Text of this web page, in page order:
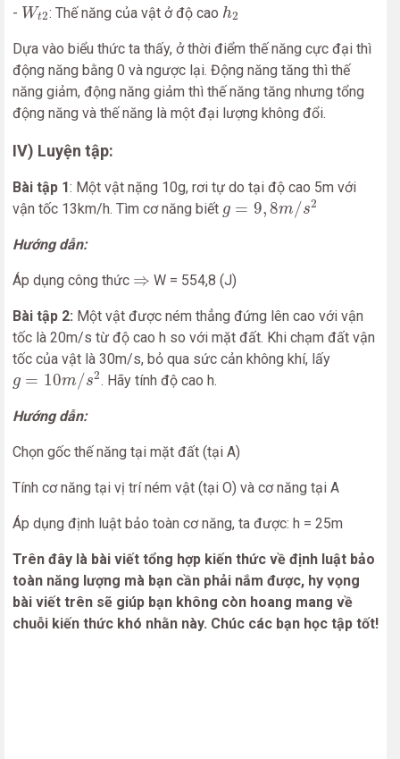
- Wt2
Wt : Thế năng của vật ở độ cao h2
h
Dựa vào biểu thức ta thấy, ở thời điểm thế năng cực đại thì
động năng bằng 0 và ngược lại. Động năng tăng thì thế
năng giảm, động năng giảm thì thế năng tăng nhưng tổng
động năng và thế năng là một đại lượng không đổi.
IV) Luyện tập:
Bài tập 1: Một vật nặng 10g, rơi tự do tại độ cao 5m với
vận tốc 13km/h. Tìm cơ năng biết g = 9,8m/s2
g=9,8 m/ s2
Hướng dẫn:
Áp dụng công thức ⇒
⇒ W = 554,8 (J)
Bài tập 2: Một vật được ném thẳng đứng lên cao với vận
tốc là 20m/s từ độ cao h so với mặt đất. Khi chạm đất vận
tốc của vật là 30m/s, bỏ qua sức cản không khí, lấy
g = 10m/s2
g= 10m/s2 . Hãy tính độ cao h.
Hướng dẫn:
Chọn gốc thế năng tại mặt đất (tại A)
Tính cơ năng tại vị trí ném vật (tại O) và cơ năng tại A
Áp dụng định luật bảo toàn cơ năng, ta được: h = 25m
Trên đây là bài viết tổng hợp kiến thức về định luật bảo
toàn năng lượng mà bạn cần phải nắm được, hy vọng
bài viết trên sẽ giúp bạn không còn hoang mang về
chuỗi kiến thức khó nhằn này. Chúc các bạn học tập tốt!